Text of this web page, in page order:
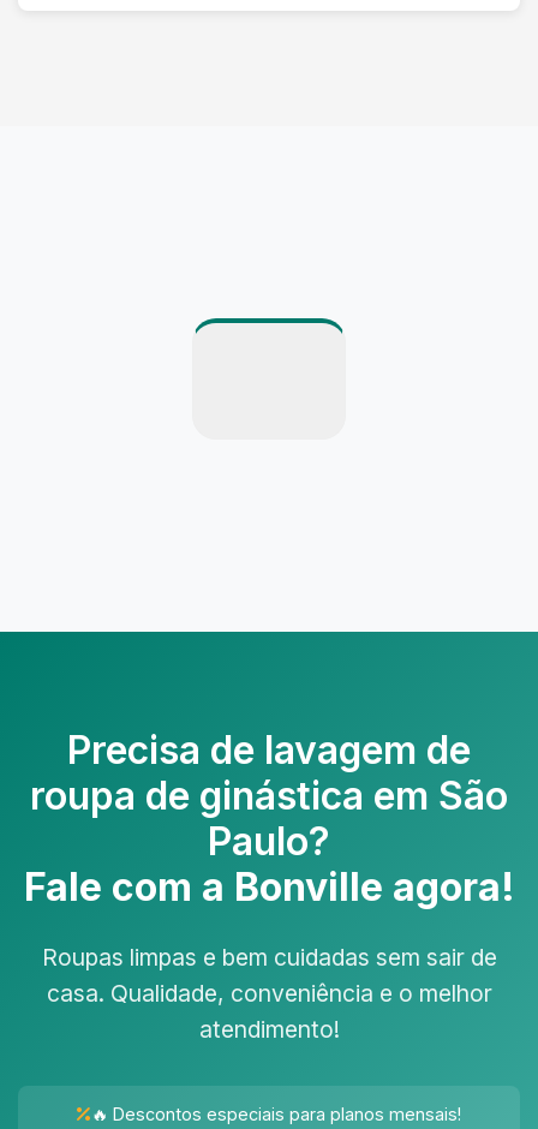
express.
Precisa de lavagem de
roupa de ginástica em São
Paulo?
Fale com a Bonville agora!
Roupas limpas e bem cuidadas sem sair de
casa. Qualidade, conveniência e o melhor
atendimento!
🔥 Descontos especiais para planos mensais!